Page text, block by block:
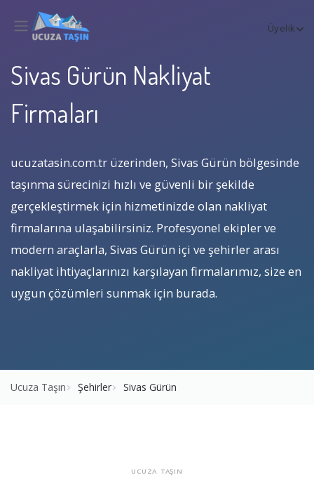
Üyelik
Sivas Gürün Nakliyat
Firmaları
ucuzatasin.com.tr üzerinden, Sivas Gürün bölgesinde
taşınma sürecinizi hızlı ve güvenli bir şekilde
gerçekleştirmek için hizmetinizde olan nakliyat
firmalarına ulaşabilirsiniz. Profesyonel ekipler ve
modern araçlarla, Sivas Gürün içi ve şehirler arası
nakliyat ihtiyaçlarınızı karşılayan firmalarımız, size en
uygun çözümleri sunmak için burada.
Ucuza Taşın Şehirler Sivas Gürün
UCUZA TAŞIN